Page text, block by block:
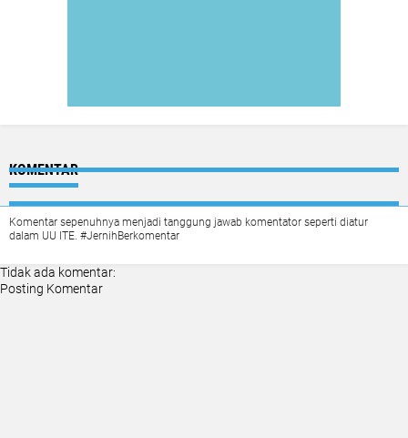
KOMENTAR
Komentar sepenuhnya menjadi tanggung jawab komentator seperti diatur
dalam UU ITE. #JernihBerkomentar
Tidak ada komentar:
Posting Komentar